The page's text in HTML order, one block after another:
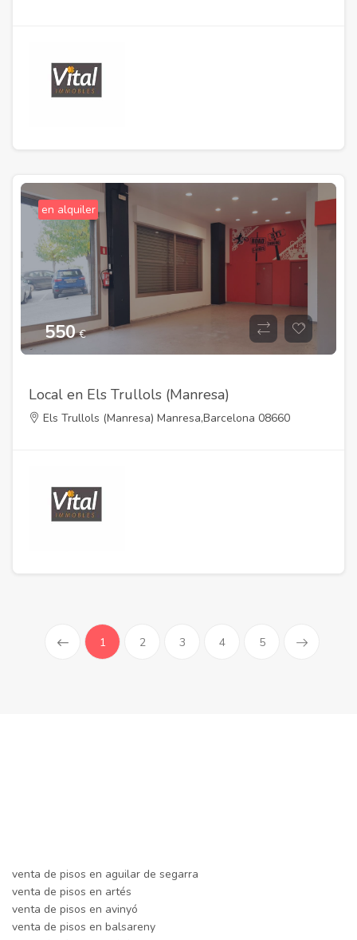
en alquiler
550€
Local en Els Trullols (Manresa)
Els Trullols (Manresa) Manresa,Barcelona 08660
1(current)
2 3 4 5
venta de pisos en aguilar de segarra
venta de pisos en artés
venta de pisos en avinyó
venta de pisos en balsareny